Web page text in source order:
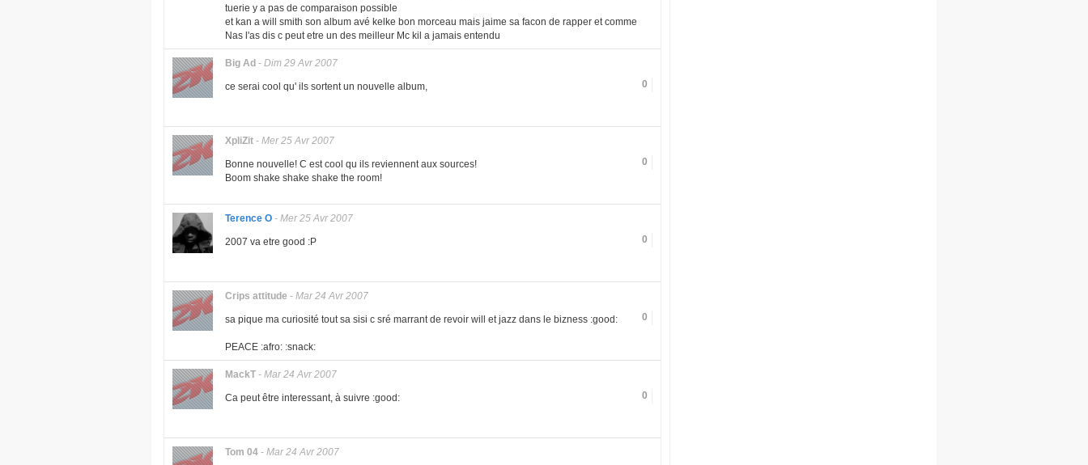
tuerie y a pas de comparaison possible
et kan a will smith son album avé kelke bon morceau mais jaime sa facon de rapper et comme
Nas l'as dis c peut etre un des meilleur Mc kil a jamais entendu
Big Ad - Dim 29 Avr 2007
0
ce serai cool qu' ils sortent un nouvelle album,
XpliZit - Mer 25 Avr 2007
0
Bonne nouvelle! C est cool qu ils reviennent aux sources!
Boom shake shake shake the room!
Terence O - Mer 25 Avr 2007
0
2007 va etre good :P
Crips attitude - Mar 24 Avr 2007
0
sa pique ma curiosité tout sa sisi c sré marrant de revoir will et jazz dans le bizness :good:
PEACE :afro: :snack:
MackT - Mar 24 Avr 2007
0
Ca peut être interessant, à suivre :good:
Tom 04 - Mar 24 Avr 2007